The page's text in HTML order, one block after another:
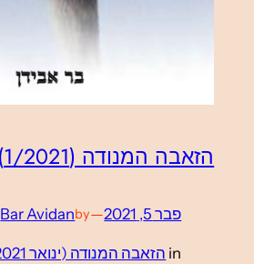
הזאבה המנודה (1/2021)
פבר 5, 2021 —
by
Bar Avidan
in